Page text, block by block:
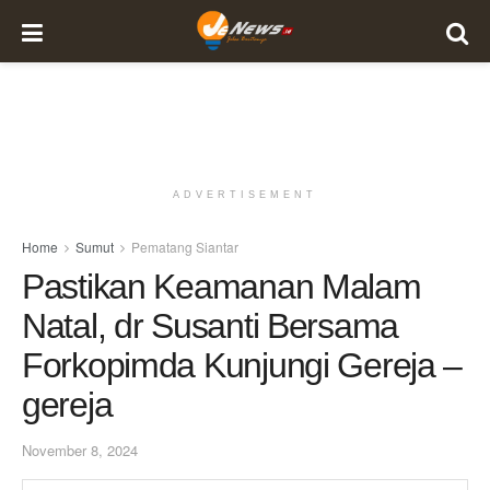
ADVERTISEMENT
Home Sumut Pematang Siantar
Pastikan Keamanan Malam
Natal, dr Susanti Bersama
Forkopimda Kunjungi Gereja –
gereja
November 8, 2024